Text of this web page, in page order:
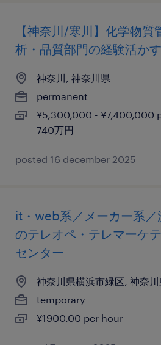
【神奈川/寒川】化学物質
析・品質部門の経験活かす
神奈川, 神奈川県
permanent
¥5,300,000 - ¥7,400,000
740万円
posted 16 december 2025
it・web系／メーカー系／
のテレオペ・テレマーケ
センター
神奈川県横浜市緑区, 神奈川
temporary
¥1900.00 per hour